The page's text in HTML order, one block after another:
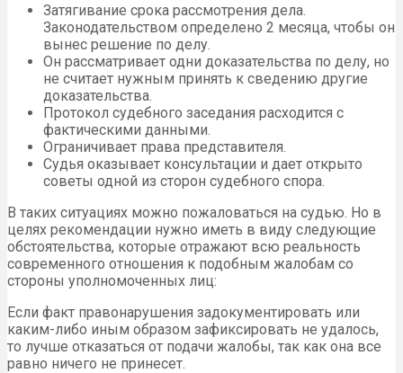
Затягивание срока рассмотрения дела.
Законодательством определено 2 месяца, чтобы он
вынес решение по делу.
Он рассматривает одни доказательства по делу, но
не считает нужным принять к сведению другие
доказательства.
Протокол судебного заседания расходится с
фактическими данными.
Ограничивает права представителя.
Судья оказывает консультации и дает открыто
советы одной из сторон судебного спора.
В таких ситуациях можно пожаловаться на судью. Но в
целях рекомендации нужно иметь в виду следующие
обстоятельства, которые отражают всю реальность
современного отношения к подобным жалобам со
стороны уполномоченных лиц:
Если факт правонарушения задокументировать или
каким-либо иным образом зафиксировать не удалось,
то лучше отказаться от подачи жалобы, так как она все
равно ничего не принесет.